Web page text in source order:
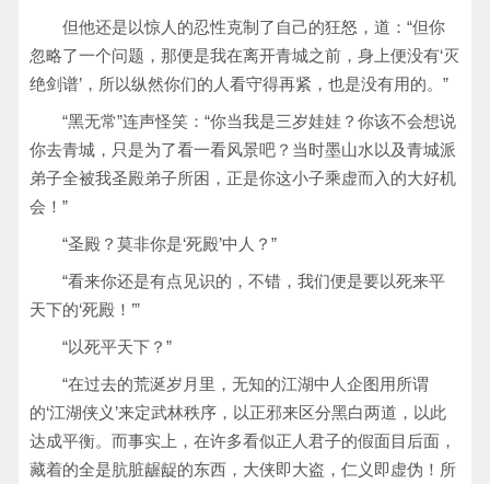
但他还是以惊人的忍性克制了自己的狂怒，道：“但你
忽略了一个问题，那便是我在离开青城之前，身上便没有‘灭
绝剑谱’，所以纵然你们的人看守得再紧，也是没有用的。”
“黑无常”连声怪笑：“你当我是三岁娃娃？你该不会想说
你去青城，只是为了看一看风景吧？当时墨山水以及青城派
弟子全被我圣殿弟子所困，正是你这小子乘虚而入的大好机
会！”
“圣殿？莫非你是‘死殿’中人？”
“看来你还是有点见识的，不错，我们便是要以死来平
天下的‘死殿！’”
“以死平天下？”
“在过去的荒涎岁月里，无知的江湖中人企图用所谓
的‘江湖侠义’来定武林秩序，以正邪来区分黑白两道，以此
达成平衡。而事实上，在许多看似正人君子的假面目后面，
藏着的全是肮脏龌龊的东西，大侠即大盗，仁义即虚伪！所